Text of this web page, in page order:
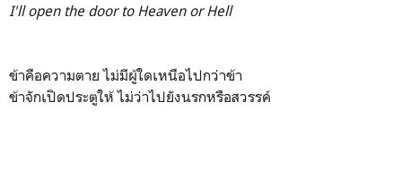
I'll open the door to Heaven or Hell
ข้าคือความตาย ไม่มีผู้ใดเหนือไปกว่าข้า
ข้าจักเปิดประตูให้ ไม่ว่าไปยังนรกหรือสวรรค์